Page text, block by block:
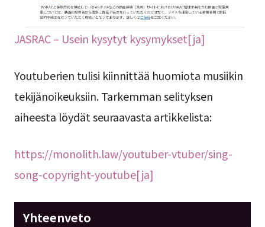
JASRAC – Usein kysytyt kysymykset[ja]
Youtuberien tulisi kiinnittää huomiota musiikin
tekijänoikeuksiin. Tarkemman selityksen
aiheesta löydät seuraavasta artikkelista:
https://monolith.law/youtuber-vtuber/sing-
song-copyright-youtube[ja]
Yhteenveto